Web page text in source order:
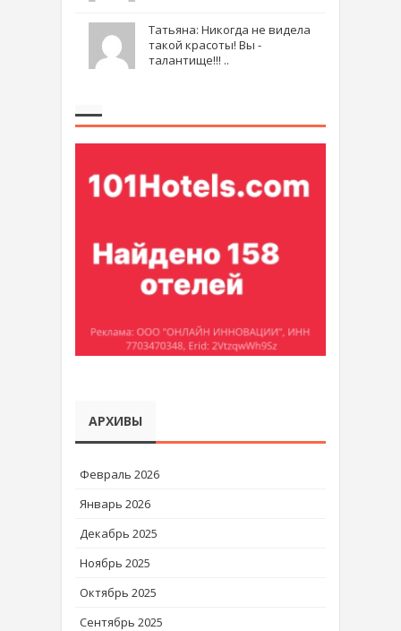
Татьяна: Никогда не видела
такой красоты! Вы -
талантище!!! ..
АРХИВЫ
Февраль 2026
Январь 2026
Декабрь 2025
Ноябрь 2025
Октябрь 2025
Сентябрь 2025